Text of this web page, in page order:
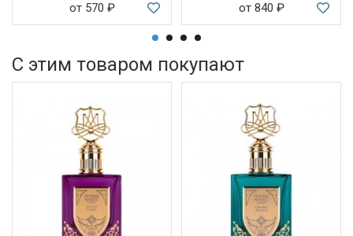
от 570 ₽ от 840 ₽
С этим товаром покупают